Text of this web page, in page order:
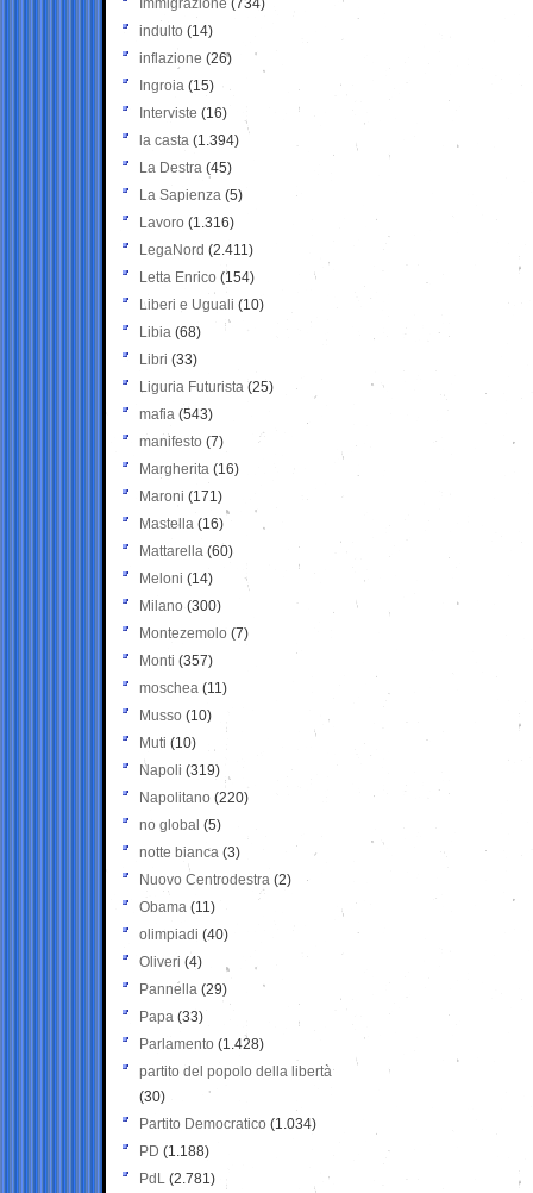
Immigrazione (734)
indulto (14)
inflazione (26)
Ingroia (15)
Interviste (16)
la casta (1.394)
La Destra (45)
La Sapienza (5)
Lavoro (1.316)
LegaNord (2.411)
Letta Enrico (154)
Liberi e Uguali (10)
Libia (68)
Libri (33)
Liguria Futurista (25)
mafia (543)
manifesto (7)
Margherita (16)
Maroni (171)
Mastella (16)
Mattarella (60)
Meloni (14)
Milano (300)
Montezemolo (7)
Monti (357)
moschea (11)
Musso (10)
Muti (10)
Napoli (319)
Napolitano (220)
no global (5)
notte bianca (3)
Nuovo Centrodestra (2)
Obama (11)
olimpiadi (40)
Oliveri (4)
Pannella (29)
Papa (33)
Parlamento (1.428)
partito del popolo della libertà
(30)
Partito Democratico (1.034)
PD (1.188)
PdL (2.781)